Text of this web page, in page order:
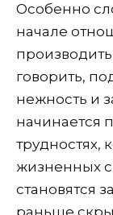
Особенно
начале
говорить,
нежность и
начинается
трудностях,
жизненных
становятся